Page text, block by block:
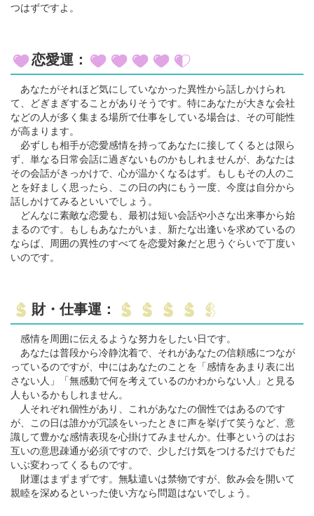
つはずですよ。
恋愛運：
あなたがそれほど気にしていなかった異性から話しかけられ
て、どぎまぎすることがありそうです。特にあなたが大きな会社
などの人が多く集まる場所で仕事をしている場合は、その可能性
が高まります。
必ずしも相手が恋愛感情を持ってあなたに接してくるとは限ら
ず、単なる日常会話に過ぎないものかもしれませんが、あなたは
その会話がきっかけで、心が温かくなるはず。もしもその人のこ
とを好ましく思ったら、この日の内にもう一度、今度は自分から
話しかけてみるといいでしょう。
どんなに素敵な恋愛も、最初は短い会話や小さな出来事から始
まるのです。もしもあなたがいま、新たな出逢いを求めているの
ならば、周囲の異性のすべてを恋愛対象だと思うぐらいで丁度い
いのです。
財・仕事運：
感情を周囲に伝えるような努力をしたい日です。
あなたは普段から冷静沈着で、それがあなたの信頼感につなが
っているのですが、中にはあなたのことを「感情をあまり表に出
さない人」「無感動で何を考えているのかわからない人」と見る
人もいるかもしれません。
人それぞれ個性があり、これがあなたの個性ではあるのです
が、この日は誰かが冗談をいったときに声を挙げて笑うなど、意
識して豊かな感情表現を心掛けてみませんか。仕事というのはお
互いの意思疎通が必須ですので、少しだけ気をつけるだけでもだ
いぶ変わってくるものです。
財運はまずまずです。無駄遣いは禁物ですが、飲み会を開いて
親睦を深めるといった使い方なら問題はないでしょう。